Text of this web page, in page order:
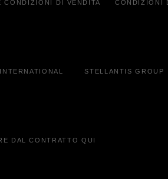
CONDIZIONI DI VENDITA CONDIZIONI
INTERNATIONAL STELLANTIS GROUP
DAL CONTRATTO QUI